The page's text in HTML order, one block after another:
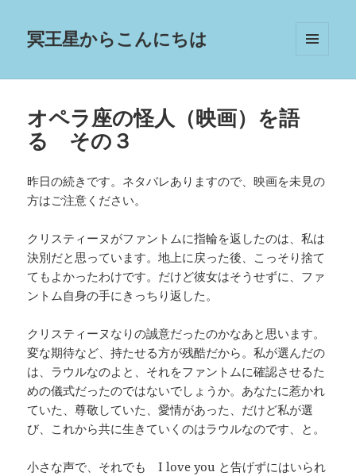
冥王星からこんにちは
ーとウ
オペラ座の怪人（映画）を語
る その３
昨日の続きです。ネタバレありますので、映画を未見の
方はご注意ください。
クリスティーヌがファントムに指輪を返したのは、私は
決別だと思っています。地上に戻った後、こっそり捨て
てもよかったわけです。だけど彼女はそうせずに、ファ
ントム自身の手にきっちり返した。
クリスティーヌなりの誠意だったのかなあと思います。
変な期待など、持たせる方が残酷だから。私が選んだの
は、ラウルなのよと、それをファントムに確認させるた
めの儀式だったのではないでしょうか。あなたに惹かれ
ていた、尊敬していた、愛情があった、だけど私が選
び、これから共に生きていくのはラウルなのです、と。
小さな声で、それでも I love you と告げずにはいられ